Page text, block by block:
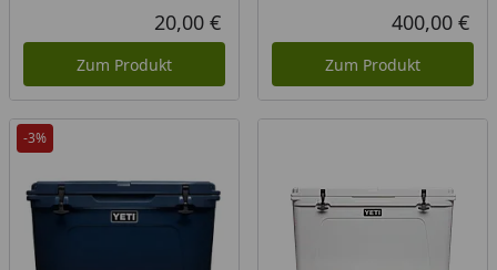
Aktueller Preis
20,00 €
Zum Produkt
400,00 €
Zum Produkt
-3%